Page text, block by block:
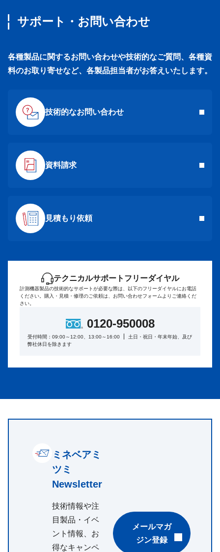
サポート・お問い合わせ
各種製品に関するお問い合わせや技術的なご質問、各種資
料のお取り寄せなど、各製品担当者がお答えいたします。
技術的なお問い合わせ
資料請求
見積もり依頼
テクニカルサポートフリーダイヤル
計測機器製品の技術的なサポートが必要な際は、以下のフリーダイヤルにお電話
ください。 購入・見積・修理のご依頼は、お問い合わせフォームよりご連絡くだ
さい。
0120-950008
受付時間：09:00～12:00、13:00～16:00
土日・祝日・年末年始、及び
弊社休日を除きます
ミネベアミ
ツミ
Newsletter
技術情報や注
目製品・イベ
ント情報、お
得なキャンペ
メールマガ
ジン登録